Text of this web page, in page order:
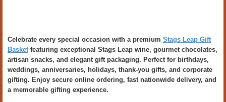
Celebrate every special occasion with a premium Stags Leap Gift
Basketfeaturing exceptional Stags Leap wine, gourmet chocolates,
artisan snacks, and elegant gift packaging. Perfect for birthdays,
weddings, anniversaries, holidays, thank-you gifts, and corporate
gifting. Enjoy secure online ordering, fast nationwide delivery, and
a memorable gifting experience.